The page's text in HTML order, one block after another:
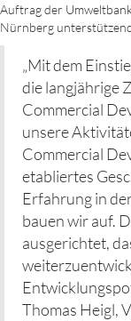
Auftrag der
Nürnberg
„Mit dem
die langjährige
Commercial
unsere
Commercial
etabliertes
Erfahrung in
bauen wir auf.
ausgerichtet,
Thomas Heigl,